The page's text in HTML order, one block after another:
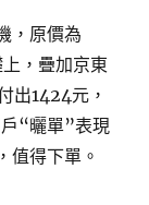
，原價為
，疊加京東
出1424元，
“曬單”表現
值得下單。